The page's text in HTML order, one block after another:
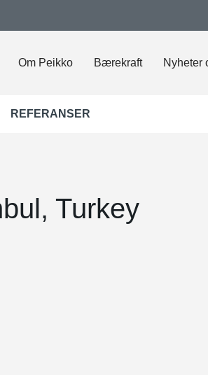
Om Peikko Bærekraft Nyheter
REFERANSER
Turkey